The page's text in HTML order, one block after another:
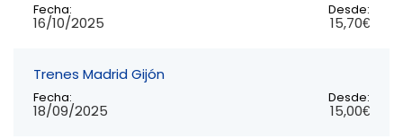
Fecha:
16/10/2025
Desde:
15,70€
Trenes Madrid Gijón
Fecha:
18/09/2025
Desde:
15,00€